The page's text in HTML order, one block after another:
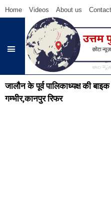
Home Videos About us
जालौन के पूर्व पालिकाध्यक्ष की
गम्भीर,कानपुर रिफर